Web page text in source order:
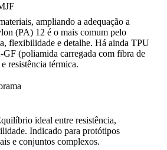
ampliando a adequação a
(PA) 12 é o mais comum pelo
flexibilidade e detalhe. Há ainda TPU
GF (poliamida carregada com fibra de
resistência térmica.
ideal entre resistência,
Indicado para protótipos
e conjuntos complexos.